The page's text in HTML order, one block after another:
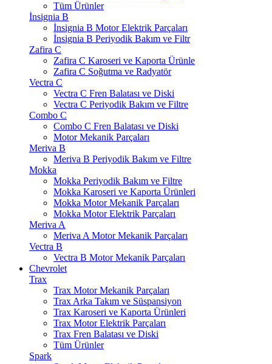
Tüm Ürünler
İnsignia B
İnsignia B Motor Elektrik Parçaları
İnsignia B Periyodik Bakım ve Filtr
Zafira C
Zafira C Karoseri ve Kaporta Ürünle
Zafira C Soğutma ve Radyatör
Vectra C
Vectra C Fren Balatası ve Diski
Vectra C Periyodik Bakım ve Filtre
Combo C
Combo C Fren Balatası ve Diski
Motor Mekanik Parçaları
Meriva B
Meriva B Periyodik Bakım ve Filtre
Mokka
Mokka Periyodik Bakım ve Filtre
Mokka Karoseri ve Kaporta Ürünleri
Mokka Motor Mekanik Parçaları
Mokka Motor Elektrik Parçaları
Meriva A
Meriva A Motor Mekanik Parçaları
Vectra B
Vectra B Motor Mekanik Parçaları
Chevrolet
Trax
Trax Motor Mekanik Parçaları
Trax Arka Takım ve Süspansiyon
Trax Karoseri ve Kaporta Ürünleri
Trax Motor Elektrik Parçaları
Trax Fren Balatası ve Diski
Tüm Ürünler
Spark